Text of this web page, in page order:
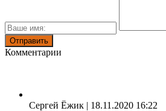
Комментарии
Сергей Ёжик | 18.11.2020 16:22